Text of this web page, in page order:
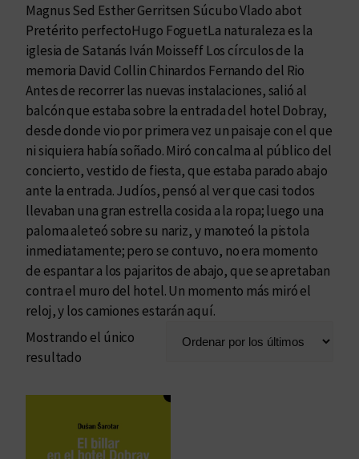
Magnus Sed Esther Gerritsen Súcubo Vlado abot
Pretérito perfectoHugo FoguetLa naturaleza es la
iglesia de Satanás Iván Moisseff Los círculos de la
memoria David Collin Chinardos Fernando del Rio
Antes de recorrer las nuevas instalaciones, salió al
balcón que estaba sobre la entrada del hotel Dobray,
desde donde vio por primera vez un paisaje con el que
ni siquiera había soñado. Miró con calma al público del
concierto, vestido de fiesta, que estaba parado abajo
ante la entrada. Judíos, pensó al ver que casi todos
llevaban una gran estrella cosida a la ropa; luego una
paloma aleteó sobre su nariz, y manoteó la pistola
inmediatamente; pero se contuvo, no era momento
de espantar a los pajaritos de abajo, que se apretaban
contra el muro del hotel. Un momento más miró el
reloj, y los camiones estarán aquí.
Mostrando el único
resultado